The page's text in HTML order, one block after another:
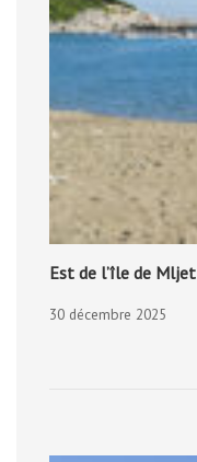
Est de l’île de Mljet
30 décembre 2025